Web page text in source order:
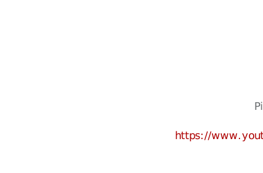
https://